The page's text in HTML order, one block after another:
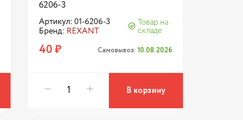
6206-3
Артикул: 01-6206-3
Бренд: REXANT
Товар на
складе
40 ₽ Самовывоз: 10.08.2026
В корзину